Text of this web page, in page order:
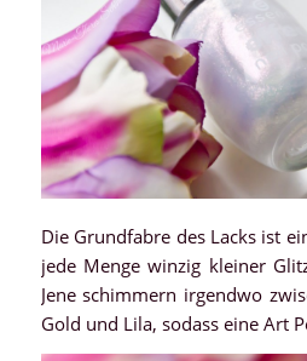
Die Grundfabre des Lacks ist
jede Menge winzig kleiner
Jene schimmern irgendwo
Gold und Lila, sodass eine Art